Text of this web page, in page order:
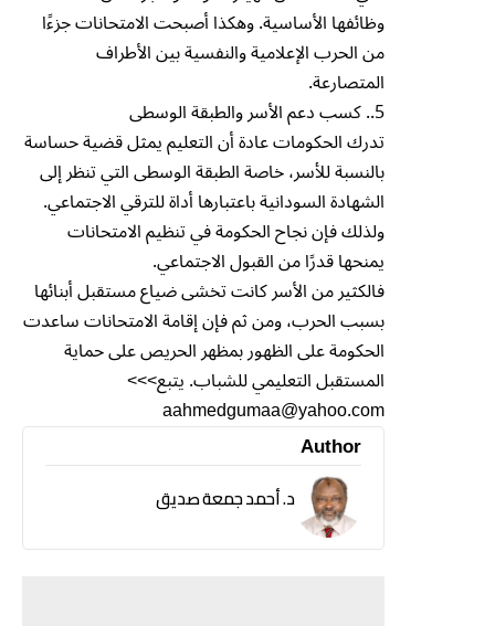
وظائفها الأساسية. وهكذا أصبحت الامتحانات جزءًا
من الحرب الإعلامية والنفسية بين الأطراف
المتصارعة.
5.. كسب دعم الأسر والطبقة الوسطى
تدرك الحكومات عادة أن التعليم يمثل قضية حساسة
بالنسبة للأسر، خاصة الطبقة الوسطى التي تنظر إلى
الشهادة السودانية باعتبارها أداة للترقي الاجتماعي.
ولذلك فإن نجاح الحكومة في تنظيم الامتحانات
يمنحها قدرًا من القبول الاجتماعي.
فالكثير من الأسر كانت تخشى ضياع مستقبل أبنائها
بسبب الحرب، ومن ثم فإن إقامة الامتحانات ساعدت
الحكومة على الظهور بمظهر الحريص على حماية
المستقبل التعليمي للشباب. يتبع>>>
aahmedgumaa@yahoo.com
Author
د. أحمد جمعة صديق